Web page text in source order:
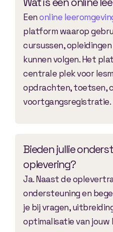
Eenonline
platform waarop
cursussen,
kunnen volgen. Het
centrale plek voor
opdrachten, toetsen,
voortgangsregistratie.
Bieden jullie
oplevering?
Ja. Naast de
ondersteuning en
je bij vragen,
optimalisatie van